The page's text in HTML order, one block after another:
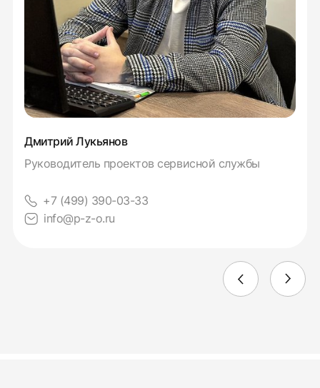
Дмитрий Лукьянов
Руководитель проектов сервисной службы
+7 (499) 390-03-33
info@p-z-o.ru